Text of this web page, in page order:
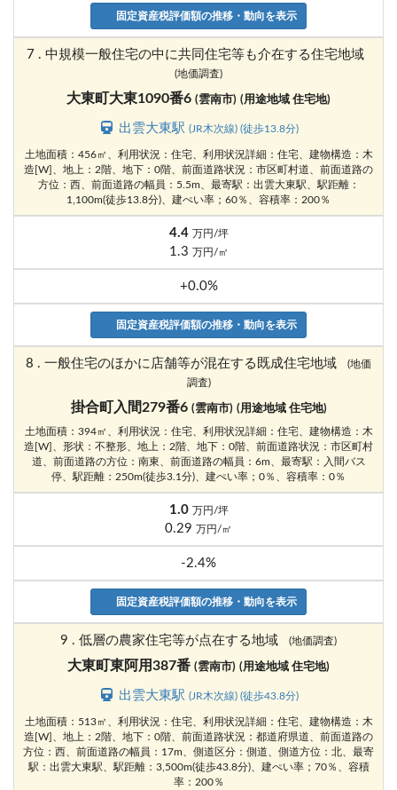
固定資産税評価額の推移・動向を表示
7 . 中規模一般住宅の中に共同住宅等も介在する住宅地域
(地価調査)
大東町大東1090番6 (雲南市) (用途地域 住宅地)
出雲大東駅(JR木次線) (徒歩13.8分)
土地面積：456㎡、利用状況：住宅、利用状況詳細：住宅、建物構造：木
造[W]、地上：2階、地下：0階、前面道路状況：市区町村道、前面道路の
方位：西、前面道路の幅員：5.5m、最寄駅：出雲大東駅、駅距離：
1,100m(徒歩13.8分)、建ぺい率；60％、容積率：200％
4.4 万円/坪
1.3 万円/㎡
+0.0%
固定資産税評価額の推移・動向を表示
8 . 一般住宅のほかに店舗等が混在する既成住宅地域
(地価
調査)
掛合町入間279番6 (雲南市) (用途地域 住宅地)
土地面積：394㎡、利用状況：住宅、利用状況詳細：住宅、建物構造：木
造[W]、形状：不整形、地上：2階、地下：0階、前面道路状況：市区町村
道、前面道路の方位：南東、前面道路の幅員：6m、最寄駅：入間バス
停、駅距離：250m(徒歩3.1分)、建ぺい率；0％、容積率：0％
1.0 万円/坪
0.29 万円/㎡
-2.4%
固定資産税評価額の推移・動向を表示
9 . 低層の農家住宅等が点在する地域 (地価調査)
大東町東阿用387番 (雲南市) (用途地域 住宅地)
出雲大東駅(JR木次線) (徒歩43.8分)
土地面積：513㎡、利用状況：住宅、利用状況詳細：住宅、建物構造：木
造[W]、地上：2階、地下：0階、前面道路状況：都道府県道、前面道路の
方位：西、前面道路の幅員：17m、側道区分：側道、側道方位：北、最寄
駅：出雲大東駅、駅距離：3,500m(徒歩43.8分)、建ぺい率；70％、容積
率：200％